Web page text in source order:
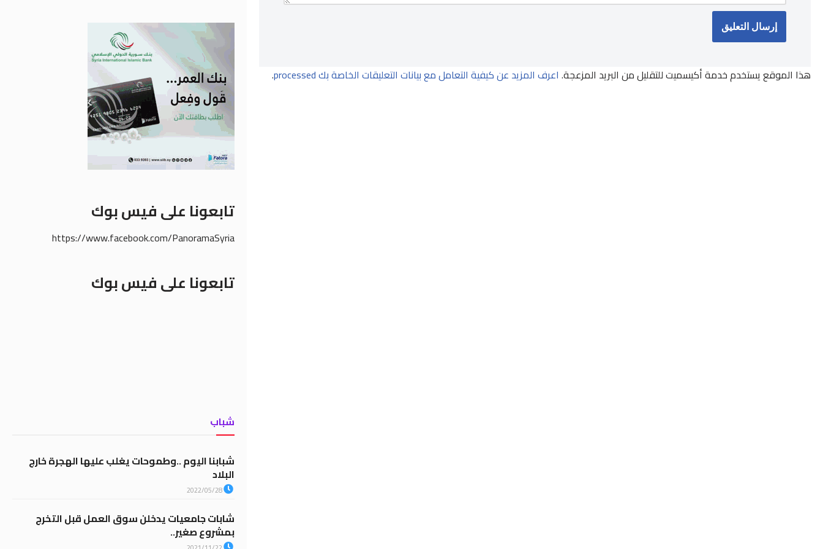
هذا الموقع يستخدم خدمة أكيسميت للتقليل من البريد المزعجة. اعرف المزيد عن كيفية التعامل مع بيانات التعليقات الخاصة بك processed .
تابعونا على فيس بوك
https://www.facebook.com/PanoramaSyria
تابعونا على فيس بوك
شباب
شبابنا اليوم ..وطموحات يغلب عليها الهجرة خارج
البلاد
2022/05/28
شابات جامعيات يدخلن سوق العمل قبل التخرج
بمشروع صغير..